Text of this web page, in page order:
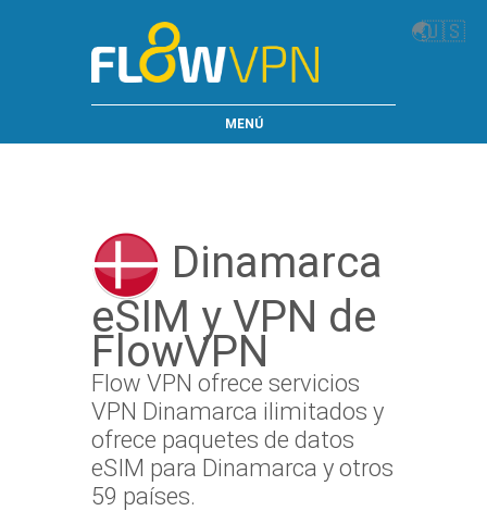
🌏🇺🇸
MENÚ
Dinamarca
eSIM y VPN de
FlowVPN
Flow VPN ofrece servicios
VPN Dinamarca ilimitados y
ofrece paquetes de datos
eSIM para Dinamarca y otros
59 países.